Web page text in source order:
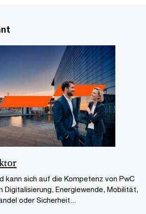
kann sich auf die Kompetenz von PwC
Digitalisierung, Energiewende, Mobilität,
oder Sicherheit...